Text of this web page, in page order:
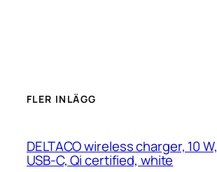
FLER INLÄGG
DELTACO wireless charger, 10 W,
USB-C, Qi certified, white